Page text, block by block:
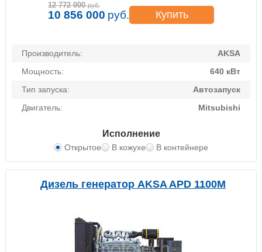
Производитель:
AKSA
Мощность:
640 кВт
Тип запуска:
Автозапуск
Двигатель:
Mitsubishi
Исполнение
Открытое В кожухе В контейнере
12 772 000 руб.
10 856 000 руб. Купить
Дизель генератор AKSA APD 1100M